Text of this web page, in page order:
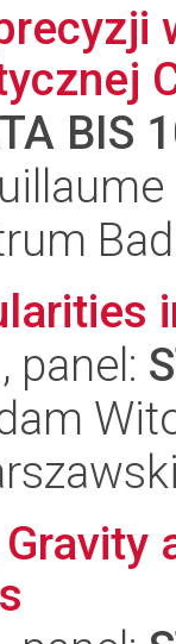
BIS
, panel: